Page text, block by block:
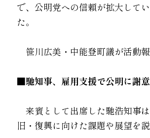
で、公明党への信頼が拡大して
た。
笹川広美・中能登町議が活動報
■馳知事、雇用支援で公明に謝意
来賓として出席した馳浩知事
旧・復興に向けた課題や展望を説